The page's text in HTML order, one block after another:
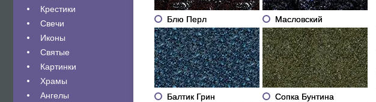
Крестики
Свечи
Иконы
Святые
Картинки
Храмы
Ангелы
Блю Перл Масловский
Балтик Грин Сопка Бунтина